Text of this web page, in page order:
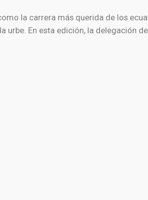
la carrera más querida de los
En esta edición, la delegación